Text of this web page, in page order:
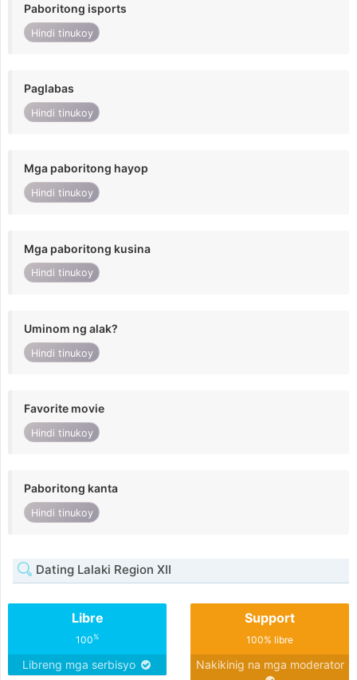
Paboritong isports
Hindi tinukoy
Paglabas
Hindi tinukoy
Mga paboritong hayop
Hindi tinukoy
Mga paboritong kusina
Hindi tinukoy
Uminom ng alak?
Hindi tinukoy
Favorite movie
Hindi tinukoy
Paboritong kanta
Hindi tinukoy
Dating Lalaki Region XII
Libre
100%
Libreng mga serbisyo
Support
100% libre
Nakikinig na mga moderator